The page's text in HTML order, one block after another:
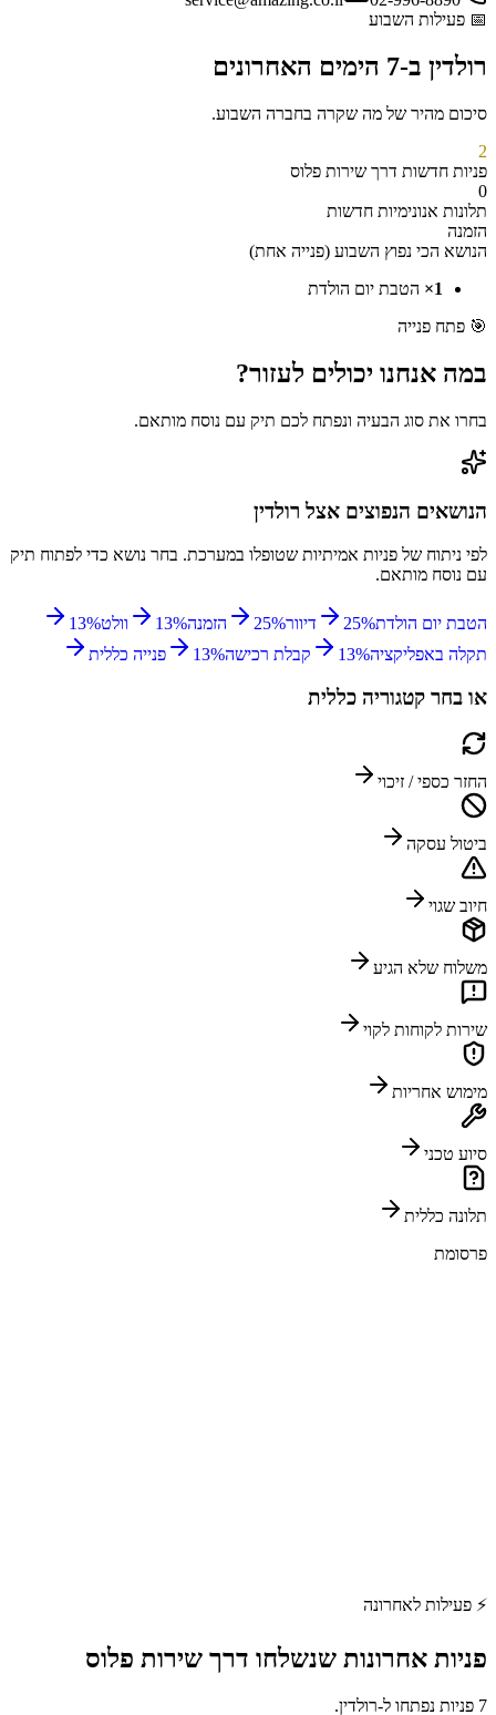
📅 פעילות השבוע
רולדין ב-7 הימים האחרונים
סיכום מהיר של מה שקרה בחברה השבוע.
2
פניות חדשות דרך שירות פלוס
0
תלונות אנונימיות חדשות
הזמנה
הנושא הכי נפוץ השבוע (פנייה אחת)
1
× הטבת יום הולדת
🎯 פתח פנייה
במה אנחנו יכולים לעזור?
בחרו את סוג הבעיה ונפתח לכם תיק עם נוסח מותאם.
הנושאים הנפוצים אצל רולדין
לפי ניתוח של פניות אמיתיות שטופלו במערכת. בחר נושא כדי לפתוח תיק
עם נוסח מותאם.
הטבת יום הולדת 25% דיוור 25% הזמנה 13% וולט 13%
תקלה באפליקציה
13% קבלת רכישה 13% פנייה כללית
או בחר קטגוריה כללית
החזר כספי / זיכוי
ביטול עסקה
חיוב שגוי
משלוח שלא הגיע
שירות לקוחות לקוי
מימוש אחריות
סיוע טכני
תלונה כללית
פרסומת
⚡ פעילות לאחרונה
פניות אחרונות שנשלחו דרך שירות פלוס
7 פניות נפתחו ל-רולדין.